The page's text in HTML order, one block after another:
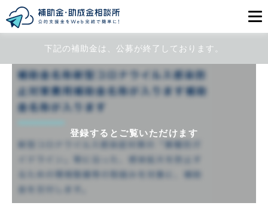
目的から探す
エリアから探す
会員登録 ログイン
下記の補助金は、公募が終了しております。
登録するとご覧いただけます